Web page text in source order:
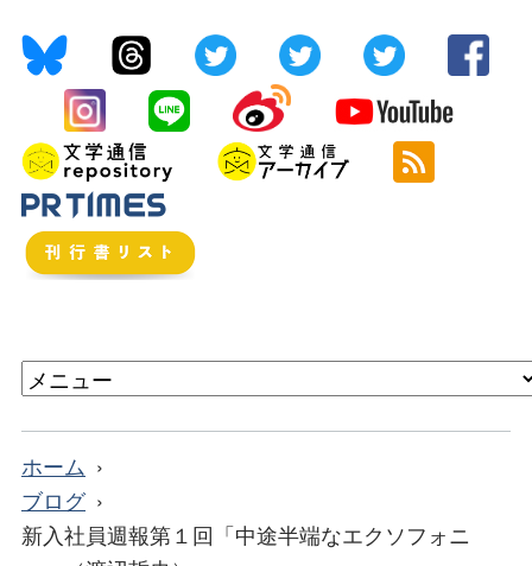
ホーム
ブログ
新入社員週報第１回「中途半端なエクソフォニ